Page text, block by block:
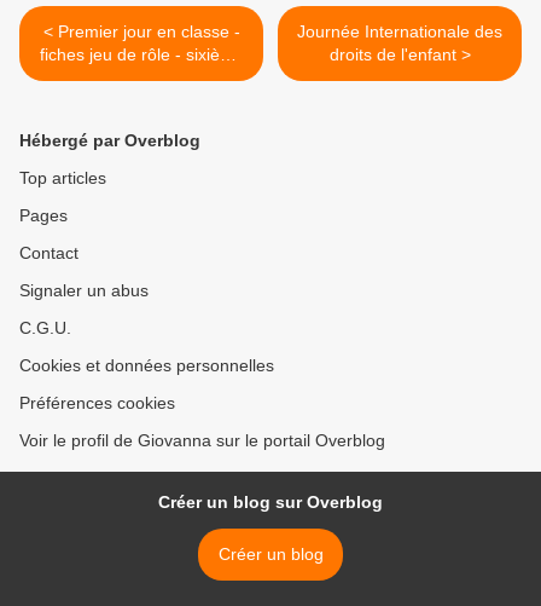
< Premier jour en classe -
fiches jeu de rôle - sixième
B - A.S. ‘16-‘17
Journée Internationale des
droits de l'enfant >
Hébergé par Overblog
Top articles
Pages
Contact
Signaler un abus
C.G.U.
Cookies et données personnelles
Préférences cookies
Voir le profil de Giovanna sur le portail Overblog
Créer un blog sur Overblog
Créer un blog